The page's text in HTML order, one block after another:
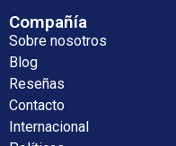
Compañía
Sobre nosotros
Blog
Reseñas
Contacto
Internacional